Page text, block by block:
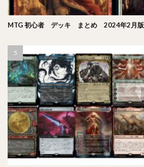
MTG 初心者 デッキ まとめ 2024年2月版